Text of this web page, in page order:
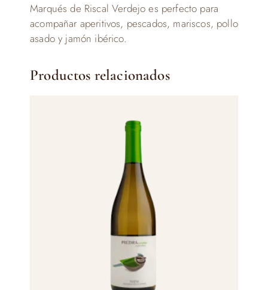
Marqués de Riscal Verdejo es perfecto para
acompañar aperitivos, pescados, mariscos, pollo
asado y jamón ibérico.
Productos relacionados